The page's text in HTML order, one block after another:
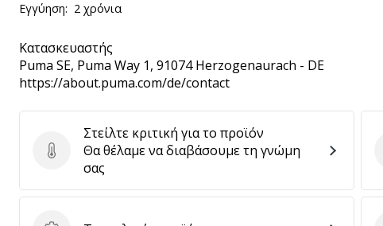
Εγγύηση: 2 χρόνια
Κατασκευαστής
Puma SE, Puma Way 1, 91074 Herzogenaurach - DE
https://about.puma.com/de/contact
Στείλτε κριτική για το προϊόν
Στείλτε κριτική για το προϊόν
Θα θέλαμε να διαβάσουμε τη γνώμη
σας